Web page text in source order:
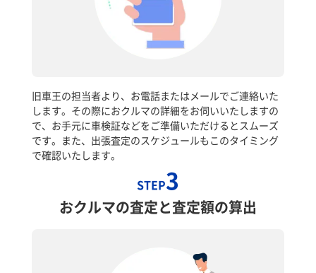
旧車王の担当者より、お電話またはメールでご連絡いた
します。その際におクルマの詳細をお伺いいたしますの
で、お手元に車検証などをご準備いただけるとスムーズ
です。また、出張査定のスケジュールもこのタイミング
で確認いたします。
STEP3
おクルマの査定と査定額の算出